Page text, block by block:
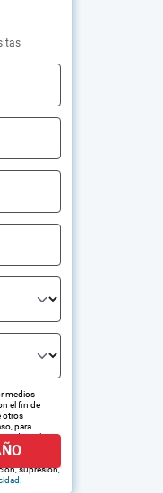
medios
el fin de
otros
para
con las
estas
a su
supresión,